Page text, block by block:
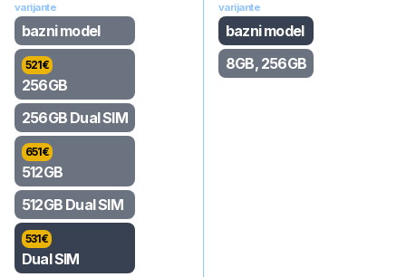
varijante
bazni model
521€
256GB
256GB Dual SIM
651€
512GB
512GB Dual SIM
531€
Dual SIM
varijante
bazni model
8GB, 256GB